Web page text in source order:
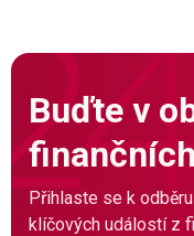
Buďte v
Přihlaste se k
klíčových událostí z